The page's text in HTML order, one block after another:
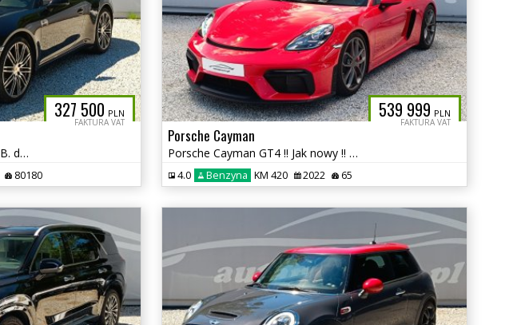
327 500 PLN
FAKTURA VAT
Porsche 911 Cabrio !! FV23% !! B. dobry stan !! autaniszowe.pl
80180
539 999 PLN
FAKTURA VAT
Porsche Cayman
Porsche Cayman GT4 !! Jak nowy !! FV23% !! Salon PL !! autaniszowe
4.0 Benzyna KM 420 2022 65